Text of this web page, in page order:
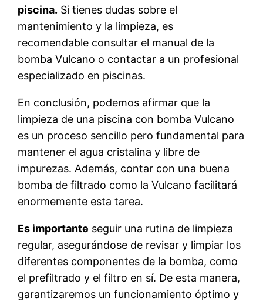
piscina. Si tienes dudas sobre el
mantenimiento y la limpieza, es
recomendable consultar el manual de la
bomba Vulcano o contactar a un profesional
especializado en piscinas.
En conclusión, podemos afirmar que la
limpieza de una piscina con bomba Vulcano
es un proceso sencillo pero fundamental para
mantener el agua cristalina y libre de
impurezas. Además, contar con una buena
bomba de filtrado como la Vulcano facilitará
enormemente esta tarea.
Es importante seguir una rutina de limpieza
regular, asegurándose de revisar y limpiar los
diferentes componentes de la bomba, como
el prefiltrado y el filtro en sí. De esta manera,
garantizaremos un funcionamiento óptimo y